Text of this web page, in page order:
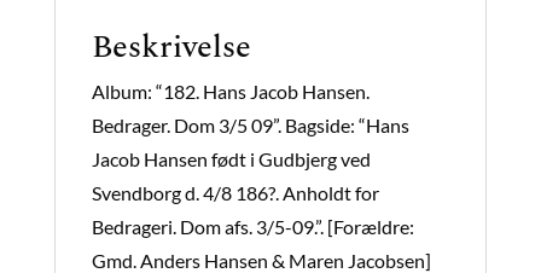
Beskrivelse
Album: “182. Hans Jacob Hansen.
Bedrager. Dom 3/5 09”. Bagside: “Hans
Jacob Hansen født i Gudbjerg ved
Svendborg d. 4/8 186?. Anholdt for
Bedrageri. Dom afs. 3/5-09.”. [Forældre:
Gmd. Anders Hansen & Maren Jacobsen]